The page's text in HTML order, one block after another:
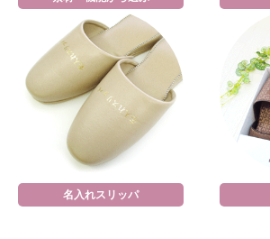
名入れスリッパ